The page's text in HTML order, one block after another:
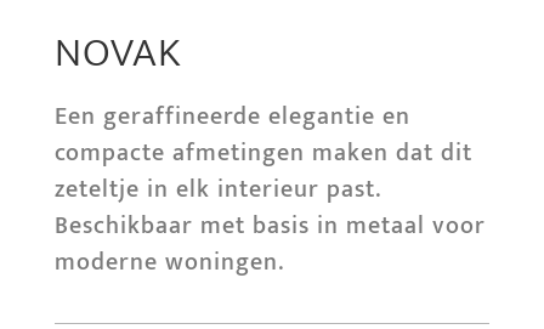
NOVAK
Een geraffineerde elegantie en
compacte afmetingen maken dat dit
zeteltje in elk interieur past.
Beschikbaar met basis in metaal voor
moderne woningen.